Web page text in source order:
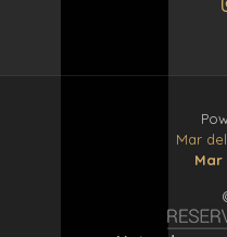
Mar
Mar